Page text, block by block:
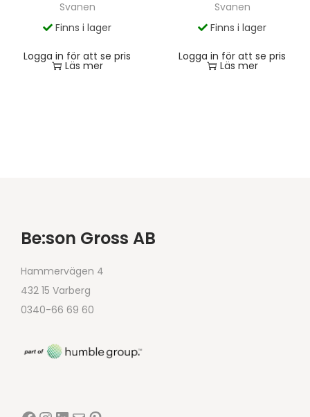
Svanen
Finns i lager
Logga in för att se pris
Läs mer
Svanen
Finns i lager
Logga in för att se pris
Läs mer
Be:son Gross AB
Hammervägen 4
432 15 Varberg
0340-66 69 60